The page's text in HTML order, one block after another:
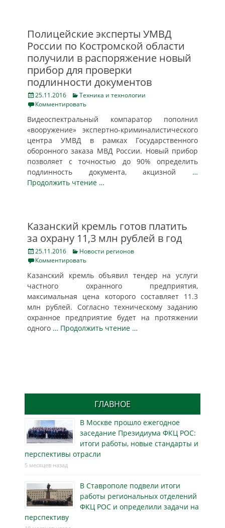
Полицейские эксперты УМВД
России по Костромской области
получили в распоряжение новый
прибор для проверки
подлинности документов
Posted
on
25.11.2016 Categories
Техника и технологии
Комментировать
Видеоспектральный компаратор пополнил
«вооружение» экспертно-криминалистического
центра УМВД в рамках Государственного
оборонного заказа МВД России. Новый прибор
позволяет с точностью до 90% определить
подлинность документа, акцизной …
Продолжить чтение …
Казанский кремль готов платить
за охрану 11,3 млн рублей в год
Posted
on
25.11.2016 Categories
Новости регионов
Комментировать
Казанский кремль объявил тендер на услуги
частного охранного предприятия,
максимальная цена которого составляет 11.3
млн рублей. Согласно техническому заданию
охранное предприятие будет на протяжении
одного … Продолжить чтение …
ГЛАВНОЕ
В Москве прошло ежегодное
заседание Президиума ФКЦ РОС:
итоги работы, новые стандарты и
перспективы отрасли
5 месяцев назад
В Ставрополе подвели итоги
работы региональных отделений
ФКЦ РОС и определили задачи на
перспективу